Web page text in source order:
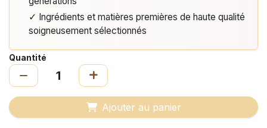
✓ Ingrédients et matières premières de haute qualité
soigneusement sélectionnés
Quantité
Ajouter au panier